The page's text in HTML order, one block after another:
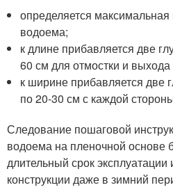
определяется
водоема;
к длине прибавляется две
60 см для отмостки и
к ширине прибавляется две
по 20-30 см с каждой
Следование пошаговой
водоема на пленочной основе
длительный срок эксплуатации
конструкции даже в зимний